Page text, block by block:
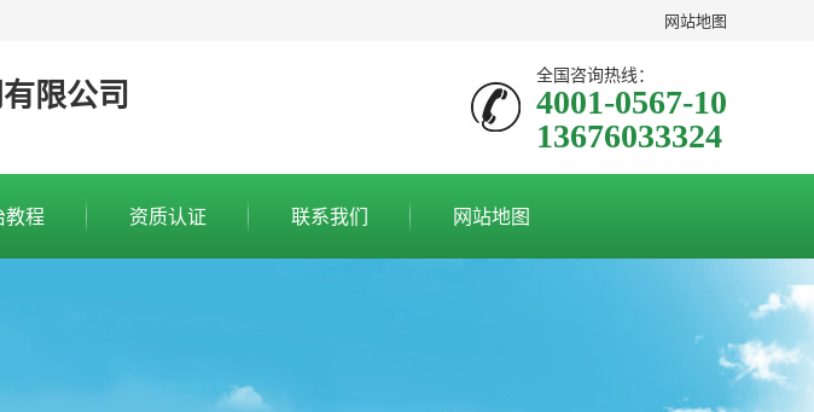
网站地图
限公司 全国咨询热线：
4001-0567-10
13676033324
教程 资质认证 联系我们 网站地图